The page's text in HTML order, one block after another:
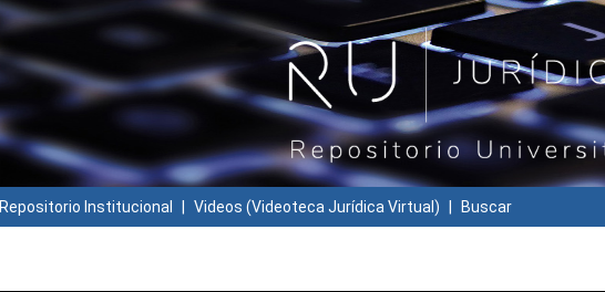
Repositorio Institucional Videos (Videoteca Jurídica Virtual) Buscar